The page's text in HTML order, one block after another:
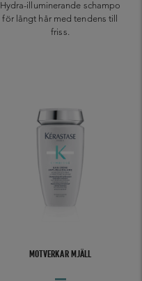
Hydra-illuminerande schampo
för långt hår med tendens till
friss.
MOTVERKAR MJÄLL